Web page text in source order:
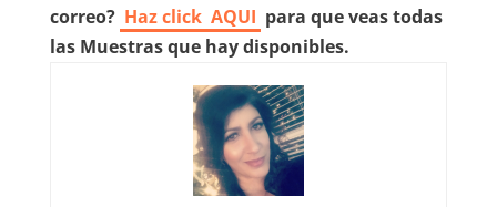
correo? Haz click AQUI para que veas todas
las Muestras que hay disponibles.